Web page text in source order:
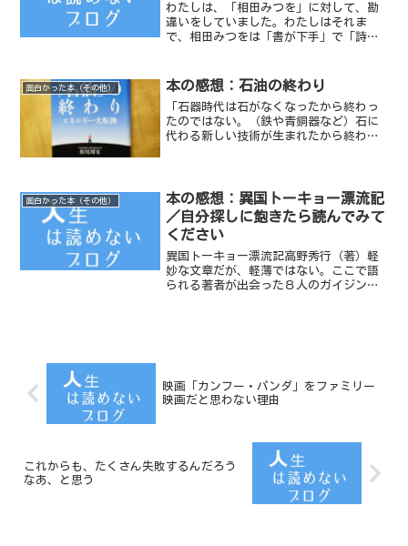
わたしは、「相田みつを」に対して、勘
違いをしていました。わたしはそれま
で、相田みつをは「書が下手」で「詩が
面白かった本（その他） 本の感想：石油の終わり
「石器時代は石がなくなったから終わっ
たのではない。（鉄や青銅器など）石に
代わる新しい技術が生まれたから終わっ
面白かった本（その他）
本の感想：異国トーキョー漂流記
／自分探しに飽きたら読んでみて
ください
異国トーキョー漂流記高野秀行（著）軽
妙な文章だが、軽薄ではない。ここで語
られる著者が出会った８人のガイジンた
映画「カンフー・パンダ」をファミリー
映画だと思わない理由
これからも、たくさん失敗するんだろう
なあ、と思う